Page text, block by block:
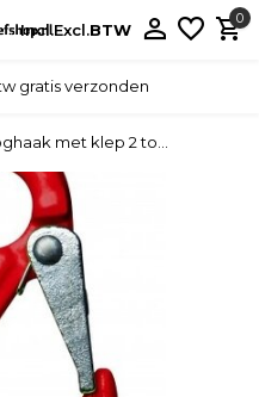
Incl.Excl.BTW
0
gratis verzonden
met klep 2 to...